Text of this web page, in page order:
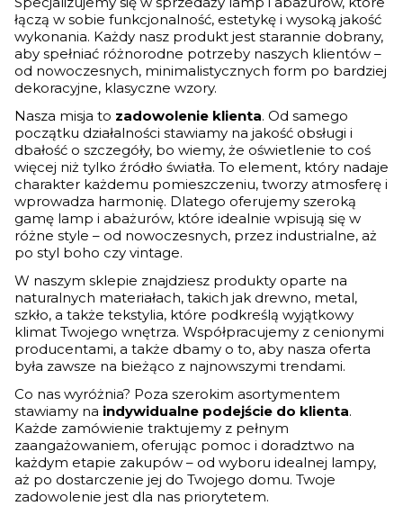
łączą w sobie funkcjonalność, estetykę i wysoką jakość
wykonania. Każdy nasz produkt jest starannie dobrany,
aby spełniać różnorodne potrzeby naszych klientów –
od nowoczesnych, minimalistycznych form po bardziej
dekoracyjne, klasyczne wzory.
Nasza misja to zadowolenie klienta. Od samego
początku działalności stawiamy na jakość obsługi i
dbałość o szczegóły, bo wiemy, że oświetlenie to coś
więcej niż tylko źródło światła. To element, który nadaje
charakter każdemu pomieszczeniu, tworzy atmosferę i
wprowadza harmonię. Dlatego oferujemy szeroką
gamę lamp i abażurów, które idealnie wpisują się w
różne style – od nowoczesnych, przez industrialne, aż
po styl boho czy vintage.
W naszym sklepie znajdziesz produkty oparte na
naturalnych materiałach, takich jak drewno, metal,
szkło, a także tekstylia, które podkreślą wyjątkowy
klimat Twojego wnętrza. Współpracujemy z cenionymi
producentami, a także dbamy o to, aby nasza oferta
była zawsze na bieżąco z najnowszymi trendami.
Co nas wyróżnia? Poza szerokim asortymentem
stawiamy na indywidualne podejście do klienta.
Każde zamówienie traktujemy z pełnym
zaangażowaniem, oferując pomoc i doradztwo na
każdym etapie zakupów – od wyboru idealnej lampy,
aż po dostarczenie jej do Twojego domu. Twoje
zadowolenie jest dla nas priorytetem.